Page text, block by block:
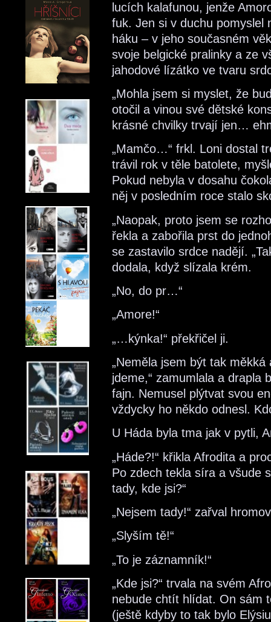
lucích kalafunou, jenže
fuk. Jen si v duchu pomyslel
háku – v jeho současném
svoje belgické pralinky a ze
jahodové lízátko ve tvaru
„Mohla jsem si myslet, že
otočil a vinou své dětské
krásné chvilky trvají jen…
„Mamčo…“ frkl. Loni dostal
trávil rok v těle batolete,
Pokud nebyla v dosahu
něj v posledním roce stalo
„Naopak, proto jsem se
řekla a zabořila prst do
se zastavilo srdce nadějí.
dodala, když slízala krém.
„No, do pr…“
„Amore!“
„…kýnka!“ překřičel ji.
„Neměla jsem být tak
jdeme,“ zamumlala a drapla
fajn. Nemusel plýtvat svou
vždycky ho někdo odnesl.
U Háda byla tma jak v pytli,
„Háde?!“ křikla Afrodita a
Po zdech tekla síra a všude
tady, kde jsi?“
„Nejsem tady!“ zařval
„Slyším tě!“
„To je záznamník!“
„Kde jsi?“ trvala na svém
nebude chtít hlídat. On sám
(ještě kdyby to tak bylo